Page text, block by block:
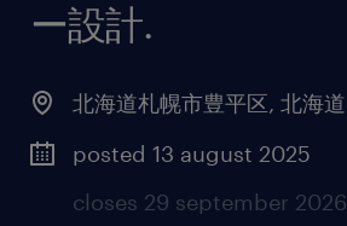
ー設計.
北海道札幌市豊平区, 北海道
posted 13 august 2025
closes 29 september 2026